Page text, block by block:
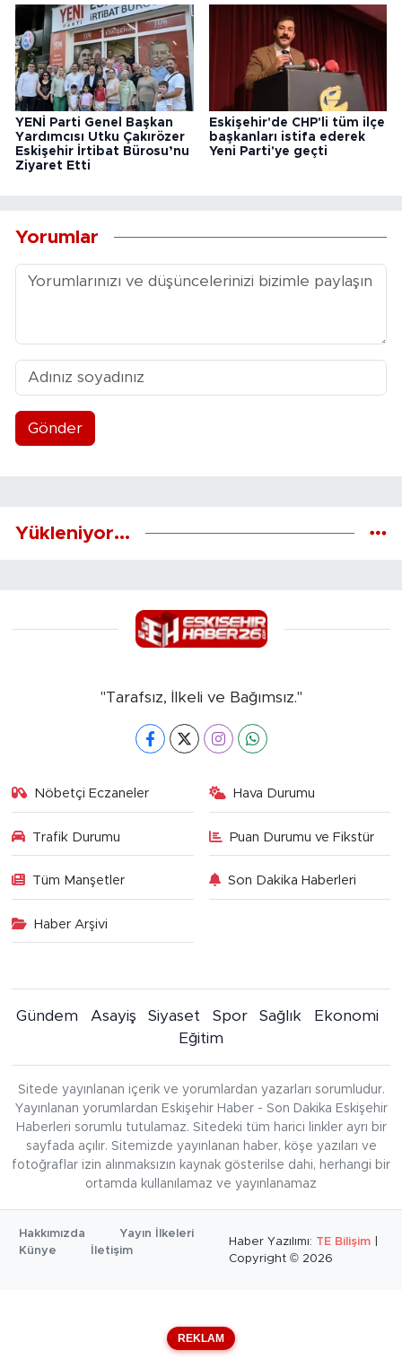
YENİ Parti Genel Başkan
Yardımcısı Utku Çakırözer
Eskişehir İrtibat Bürosu’nu
Ziyaret Etti
Eskişehir'de CHP'li tüm ilçe
başkanları istifa ederek
Yeni Parti'ye geçti
Yorumlar
Gönder
Yükleniyor...
"Tarafsız, İlkeli ve Bağımsız."
Nöbetçi Eczaneler Hava Durumu
Trafik Durumu Puan Durumu ve Fikstür
Tüm Manşetler Son Dakika Haberleri
Haber Arşivi
Gündem Asayiş Siyaset Spor Sağlık
Ekonomi
Eğitim
Sitede yayınlanan içerik ve yorumlardan yazarları sorumludur.
Yayınlanan yorumlardan Eskişehir Haber - Son Dakika Eskişehir
Haberleri sorumlu tutulamaz. Sitedeki tüm harici linkler ayrı bir
sayfada açılır. Sitemizde yayınlanan haber, köşe yazıları ve
fotoğraflar izin alınmaksızın kaynak gösterilse dahi, herhangi bir
ortamda kullanılamaz ve yayınlanamaz
Hakkımızda
Yayın İlkeleri
Künye
İletişim
Haber Yazılımı: TE Bilişim
Copyright © 2026
REKLAM